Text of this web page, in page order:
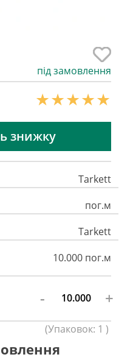
під замовлення
знижку
Tarkett
пог.м
Tarkett
10.000 пог.м
- +
(Упаковок: 1 )